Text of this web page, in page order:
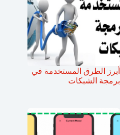
أبرز الطرق المستخدمة في
برمجة الشبكات